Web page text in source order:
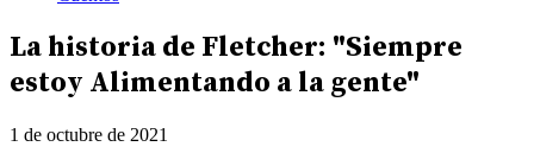
La historia de Fletcher: "Siempre
estoy Alimentando a la gente"
1 de octubre de 2021